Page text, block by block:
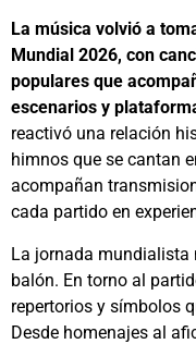
La música volvió a
Mundial 2026, con
populares que
escenarios y
reactivó una relación
himnos que se cantan
acompañan
cada partido en
La jornada mundialista
balón. En torno al
repertorios y símbolos
Desde homenajes al